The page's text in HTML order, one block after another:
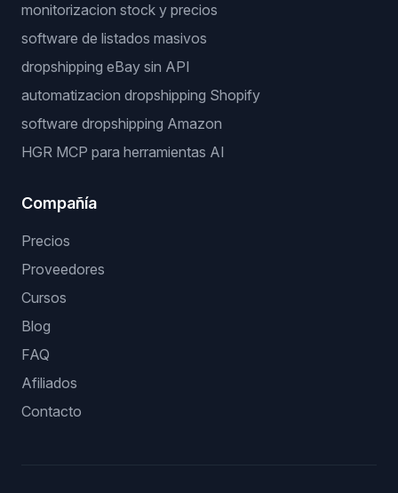
monitorizacion stock y precios
software de listados masivos
dropshipping eBay sin API
automatizacion dropshipping Shopify
software dropshipping Amazon
HGR MCP para herramientas AI
Compañía
Precios
Proveedores
Cursos
Blog
FAQ
Afiliados
Contacto